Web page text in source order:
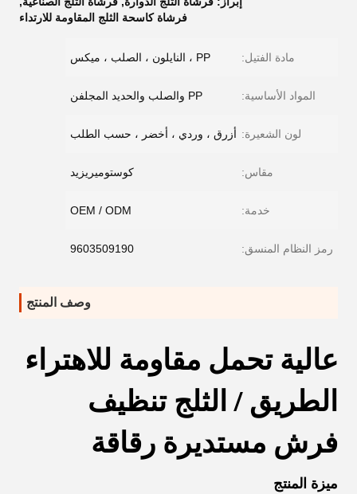
فرشاة كاسحة الثلج المقاومة للارتداء
مادة الفتيل: PP ، النايلون ، الصلب ، ميكس
المواد الأساسية: PP والصلب والحديد المجلفن
لون الشعيرة: أزرق ، وردي ، أخضر ، حسب الطلب
مقاس: كوستوميريزيد
خدمة: OEM / ODM
رمز النظام المنسق: 9603509190
وصف المنتج
عالية تحمل مقاومة للاهتراء
الطريق / الثلج تنظيف
فرش مستديرة رقاقة
ميزة المنتج